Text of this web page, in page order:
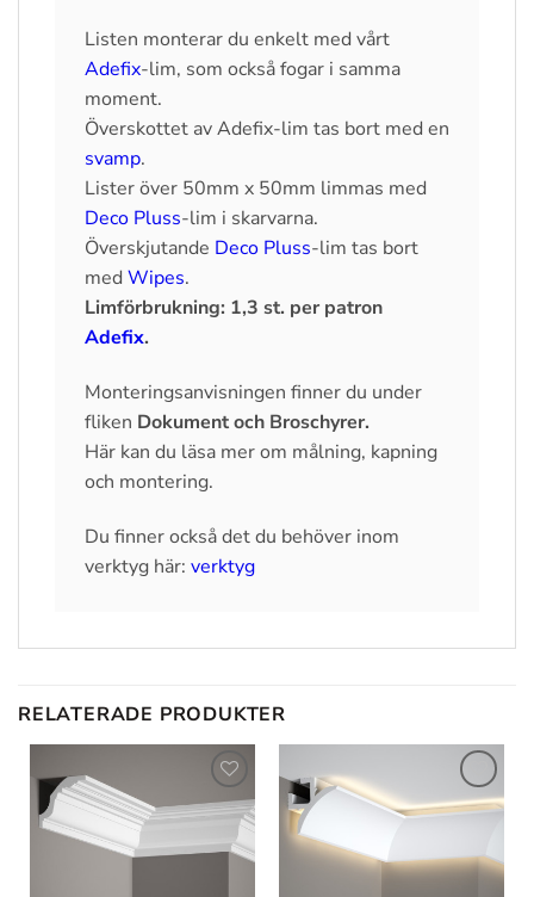
Listen monterar du enkelt med vårt
Adefix-lim, som också fogar i samma
moment.
Överskottet av Adefix-lim tas bort med en
svamp.
Lister över 50mm x 50mm limmas med
Deco Pluss-lim i skarvarna.
Överskjutande Deco Pluss-lim tas bort
med Wipes.
Limförbrukning: 1,3 st. per patron
Adefix.
Monteringsanvisningen finner du under
fliken Dokument och Broschyrer.
Här kan du läsa mer om målning, kapning
och montering.
Du finner också det du behöver inom
verktyg här: verktyg
RELATERADE PRODUKTER
Lägg till
önskelistan
önskelistan